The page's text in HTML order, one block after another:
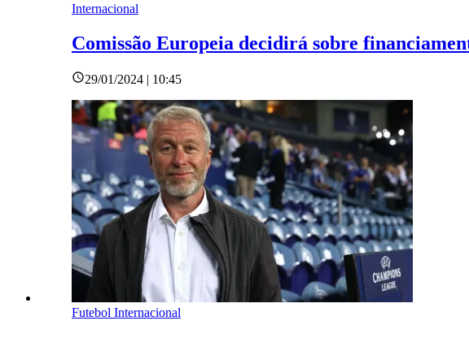
Internacional
Comissão Europeia decidirá sobre
29/01/2024 | 10:45
Futebol Internacional